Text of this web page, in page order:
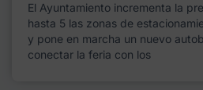
El Ayuntamiento incrementa la
hasta 5 las zonas de
y pone en marcha un nuevo
conectar la feria con los